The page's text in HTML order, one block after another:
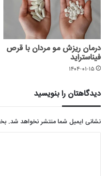
درمان ریزش مو مردان با قرص
فیناستراید
۱۴۰۴-۰۱-۱۵
دیدگاهتان را بنویسید
نشانی ایمیل شما منتشر نخواهد شد.